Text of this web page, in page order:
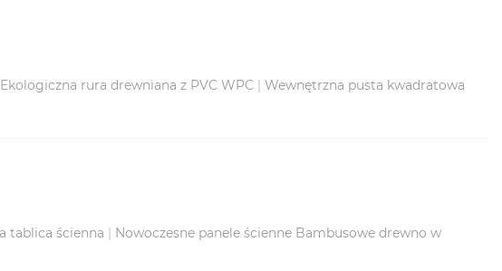
Ekologiczna rura drewniana z PVC WPC | Wewnętrzna pusta kwadratowa
tablica ścienna | Nowoczesne panele ścienne Bambusowe drewno w